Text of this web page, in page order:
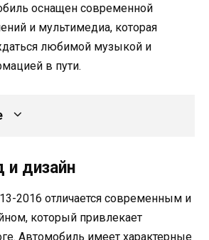
оснащен современной
и мультимедиа, которая
любимой музыкой и
в пути.
и дизайн
2016 отличается современным и
который привлекает
Автомобиль имеет характерные